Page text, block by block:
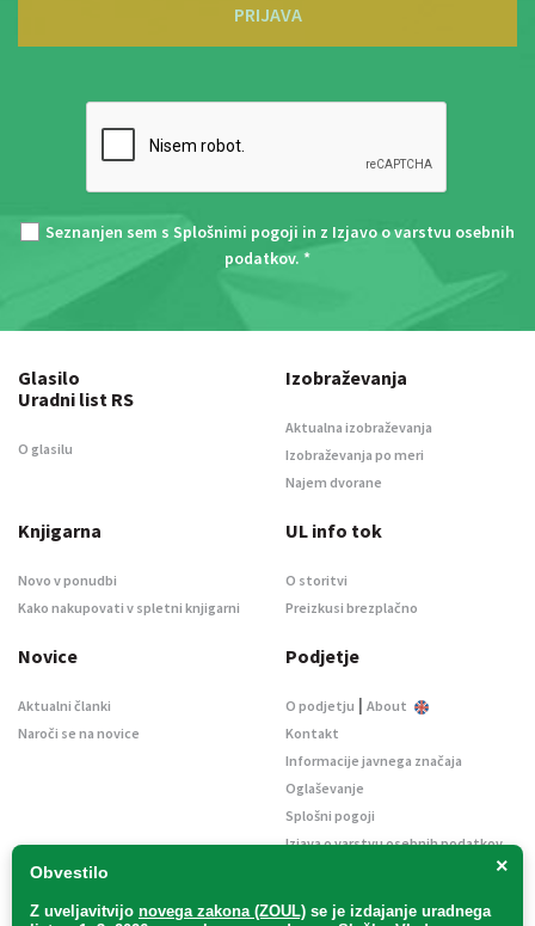
PRIJAVA
Seznanjen sem s Splošnimi pogoji in z Izjavo o varstvu osebnih
podatkov. *
×
Obvestilo
Z uveljavitvijo novega zakona (ZOUL) se je izdajanje uradnega
Glasilo
Uradni list RS
O glasilu
Izobraževanja
Aktualna izobraževanja
Izobraževanja po meri
Najem dvorane
Knjigarna
Novo v ponudbi
Kako nakupovati v spletni knjigarni
UL info tok
O storitvi
Preizkusi brezplačno
Novice
Aktualni članki
Naroči se na novice
Podjetje
O podjetju | About
Kontakt
Informacije javnega značaja
Oglaševanje
Splošni pogoji
Izjava o varstvu osebnih podatkov